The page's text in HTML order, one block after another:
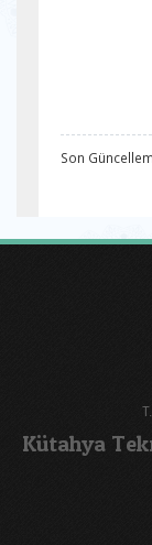
Son
Kütahya